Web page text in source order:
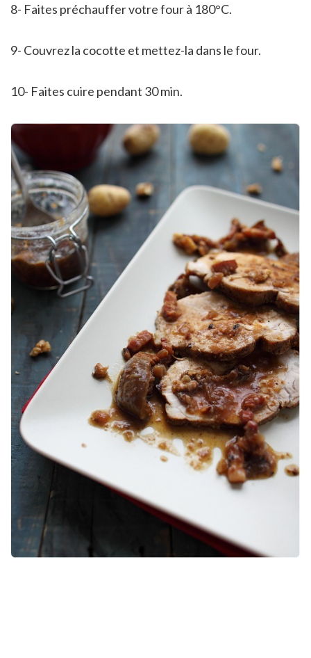
8- Faites préchauffer votre four à 180°C.
9- Couvrez la cocotte et mettez-la dans le four.
10- Faites cuire pendant 30 min.